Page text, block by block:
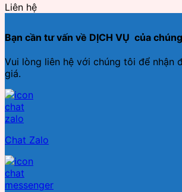
Liên hệ
Bạn cần tư vấn về DỊCH VỤ của
Vui lòng liên hệ với chúng tôi để nhận
giá.
Chat Zalo